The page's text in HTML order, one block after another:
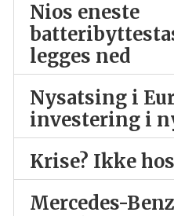
Nios eneste
legges ned
Nysatsing i
investering i
Krise? Ikke
Mercedes-